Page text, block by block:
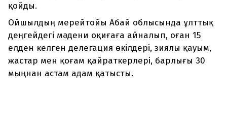
қойды.
Ойшылдың мерейтойы Абай облысында ұлттық
деңгейдегі мәдени оқиғаға айналып, оған 15
елден келген делегация өкілдері, зиялы қауым,
жастар мен қоғам қайраткерлері, барлығы 30
мыңнан астам адам қатысты.